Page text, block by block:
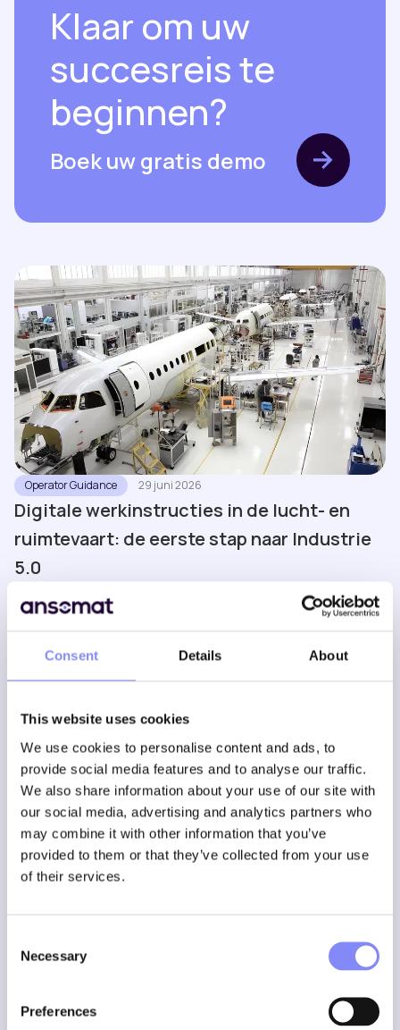
Consent Details About
This website uses cookies
We use cookies to personalise content and ads, to
provide social media features and to analyse our traffic.
We also share information about your use of our site with
our social media, advertising and analytics partners who
may combine it with other information that you’ve
provided to them or that they’ve collected from your use
of their services.
Selection
Necessary
Preferences
Klaar om uw
succesreis te
beginnen?
Boek uw gratis demo
Operator Guidance 29 juni 2026
Digitale werkinstructies in de lucht- en
ruimtevaart: de eerste stap naar Industrie
5.0
Fastening tools 21 juni 2026
verschroevingsstrategie is het beste?